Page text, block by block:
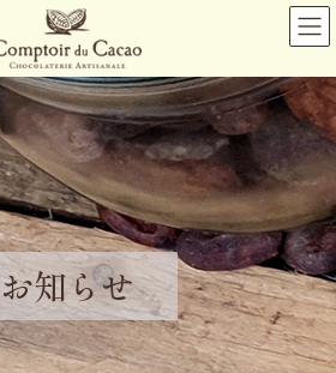
お知らせ